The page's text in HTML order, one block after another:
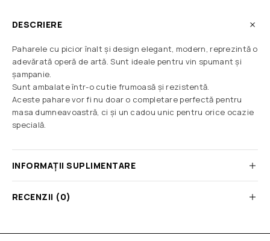
DESCRIERE
Paharele cu picior înalt și design elegant, modern, reprezintă o
adevărată operă de artă. Sunt ideale pentru vin spumant și
șampanie.
Sunt ambalate într-o cutie frumoasă și rezistentă.
Aceste pahare vor fi nu doar o completare perfectă pentru
masa dumneavoastră, ci și un cadou unic pentru orice ocazie
specială.
INFORMAȚII SUPLIMENTARE
RECENZII (0)